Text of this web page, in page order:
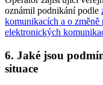
oznámil podnikání podle
komunikacích a o
elektronických
6. Jaké jsou
situace